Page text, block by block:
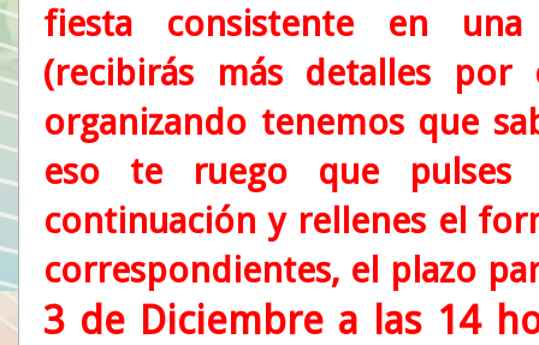
fiesta consistente en
(recibirás más detalles
organizando tenemos que
eso te ruego que
continuación y rellenes el
correspondientes, el plazo
3 de Diciembre a las 14